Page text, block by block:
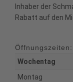
Inhaber der
Rabatt auf den
Öffnungszeiten:
Wochentag
Montag